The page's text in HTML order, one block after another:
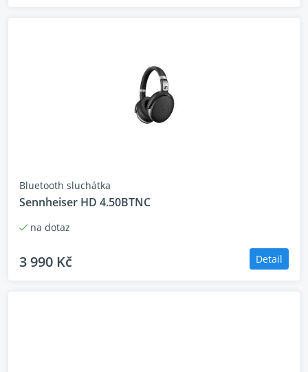
Bluetooth sluchátka
Sennheiser HD 4.50BTNC
na dotaz
3 990 Kč Detail